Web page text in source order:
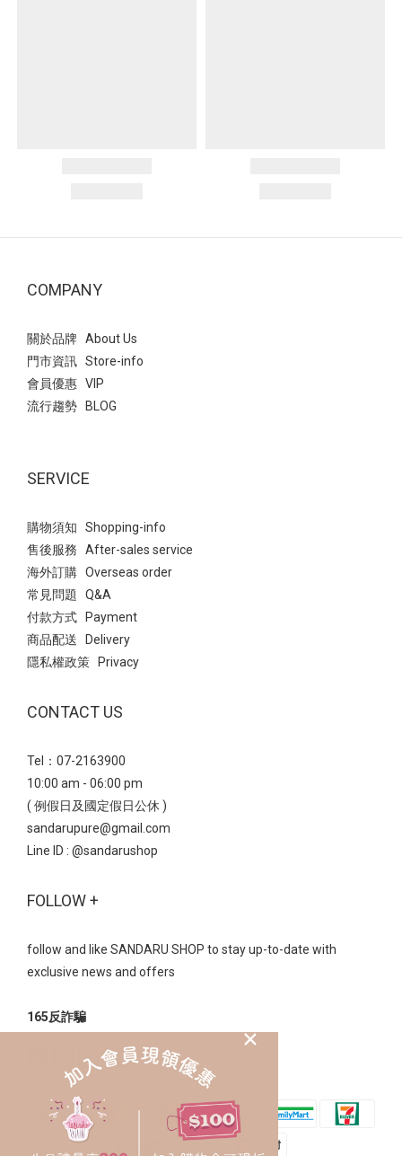
COMPANY
關於品牌 About Us
門市資訊 Store-info
會員優惠 VIP
流行趨勢 BLOG
SERVICE
購物須知 Shopping-info
售後服務 After-sales service
海外訂購 Overseas order
常見問題 Q&A
付款方式 Payment
商品配送 Delivery
隱私權政策 Privacy
CONTACT US
Tel：07-2163900
10:00 am - 06:00 pm
( 例假日及國定假日公休 )
sandarupure@gmail.com
Line ID : @sandarushop
FOLLOW +
follow and like SANDARU SHOP to stay up-to-date with
exclusive news and offers
165反詐騙